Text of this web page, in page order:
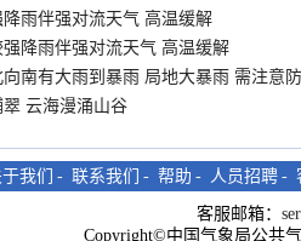
雨伴强对流天气 高温缓解
降雨伴强对流天气 高温缓解
南有大雨到暴雨 局地大暴雨 需注意
云海漫涌山谷
我们 - 联系我们 - 帮助 - 人员招聘 -
客服邮箱：
Copyright©中国气象局公共